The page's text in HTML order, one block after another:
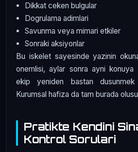
Dikkat ceken bulgular
Dogrulama adimlari
Savunma veya mimari etkiler
Sonraki aksiyonlar
Bu iskelet sayesinde yazinin
onemlisi, aylar sonra ayni konuya
ekip yeniden bastan
Kurumsal hafiza da tam burada
Pratikte Kendini
Kontrol Sorulari